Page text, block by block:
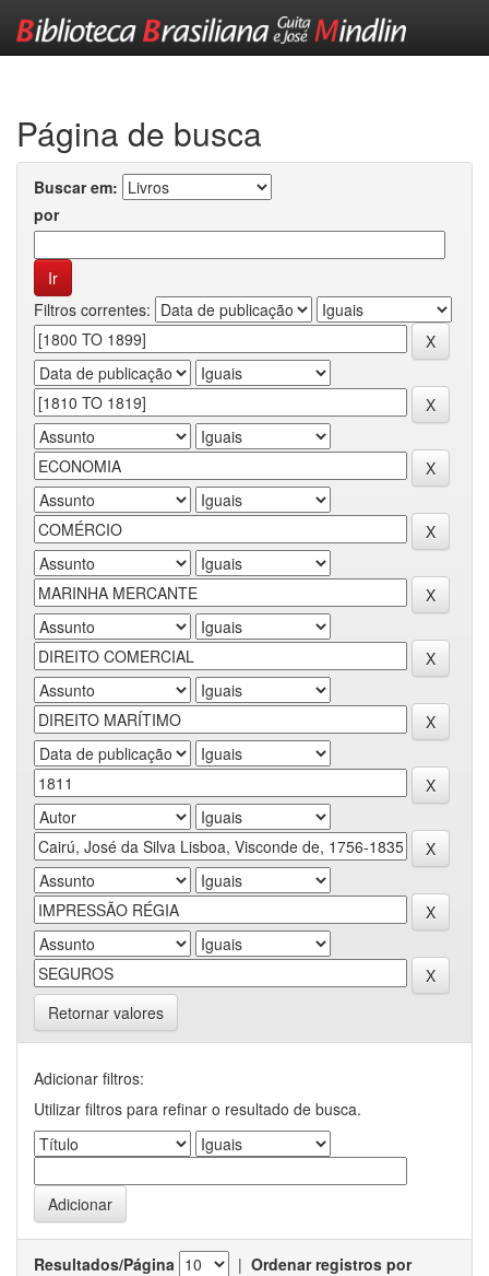
Página de busca
Buscar em:
por
Filtros correntes:
Retornar valores
Adicionar filtros:
Utilizar filtros para refinar o resultado de busca.
Resultados/Página | Ordenar registros por